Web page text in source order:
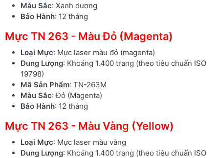
Màu Sắc: Xanh dương
Bảo Hành: 12 tháng
Mực TN 263 - Màu Đỏ (Magenta)
Loại Mực: Mực laser màu đỏ (magenta)
Dung Lượng: Khoảng 1.400 trang (theo tiêu chuẩn ISO
19798)
Mã Sản Phẩm: TN-263M
Màu Sắc: Đỏ (Magenta)
Bảo Hành: 12 tháng
Mực TN 263 - Màu Vàng (Yellow)
Loại Mực: Mực laser màu vàng
Dung Lượng: Khoảng 1.400 trang (theo tiêu chuẩn ISO